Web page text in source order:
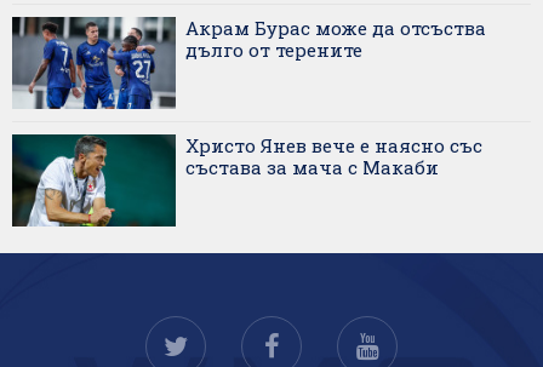
Акрам Бурас може да отсъства
дълго от терените
Христо Янев вече е наясно със
състава за мача с Макаби